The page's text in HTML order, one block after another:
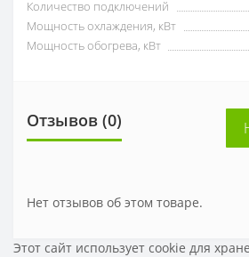
Количество подключений
Мощность охлаждения, кВт
Мощность обогрева, кВт
Отзывов (0)
Нет отзывов об этом товаре.
Этот сайт использует cookie для